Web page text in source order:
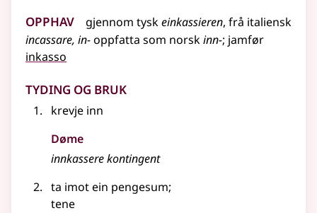
Opphav gjennom tyskeinkassieren, frå italiensk
incassare, in-oppfatta som norskinn-; jamfør
inkasso
Tyding og bruk
krevje inn
Døme
innkassere kontingent
ta imot ein pengesum;
tene